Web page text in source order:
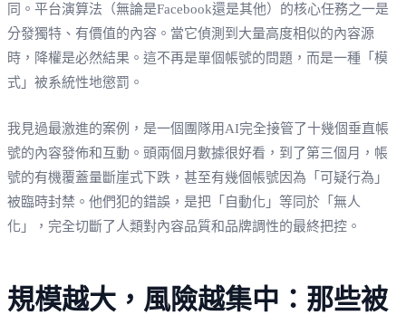
同。平台演算法（無論是Facebook還是其他）的核心任務之一是
分發獨特、有價值的內容。當它偵測到大量高度相似的內容源
時，降權是必然結果。這不再是單個帳號的問題，而是一種「模
式」被系統性地懲罰。
我見過最激進的案例，是一個團隊用AI完全接管了十幾個垂直帳
號的內容發佈和互動。頭兩個月數據很好看，到了第三個月，帳
號的有機覆蓋量斷崖式下跌，甚至有幾個帳號因為「可疑行為」
被臨時封禁。他們犯的錯誤，是把「自動化」等同於「無人
化」，完全切斷了人類對內容品質和品牌調性的最終把控。
規模越大，風險越集中：那些被